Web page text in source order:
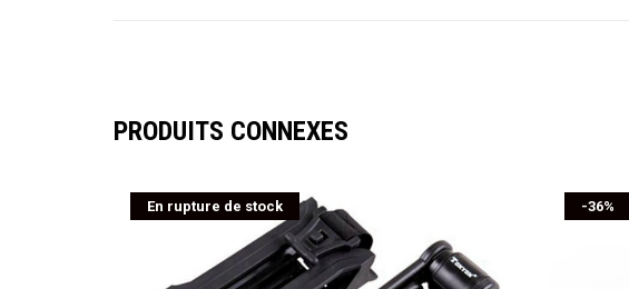
PRODUITS CONNEXES
En rupture de stock -36%